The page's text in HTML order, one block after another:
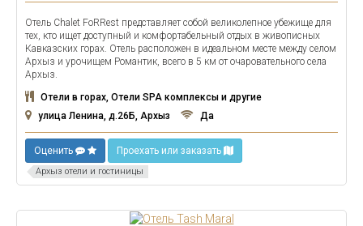
Отель Chalet FoRRest представляет собой великолепное убежище для
тех, кто ищет доступный и комфортабельный отдых в живописных
Кавказских горах. Отель расположен в идеальном месте между селом
Архыз и урочищем Романтик, всего в 5 км от очаровательного села
Архыз.
Отели в горах, Отели SPA комплексы и другие
улица Ленина, д.26Б, Архыз
Да
Оценить Проехать или заказать
Архыз отели и гостиницы